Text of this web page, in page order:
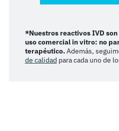
*Nuestros reactivos IVD
uso comercial in vitro: no
terapéutico.Además,
de calidad para cada uno de